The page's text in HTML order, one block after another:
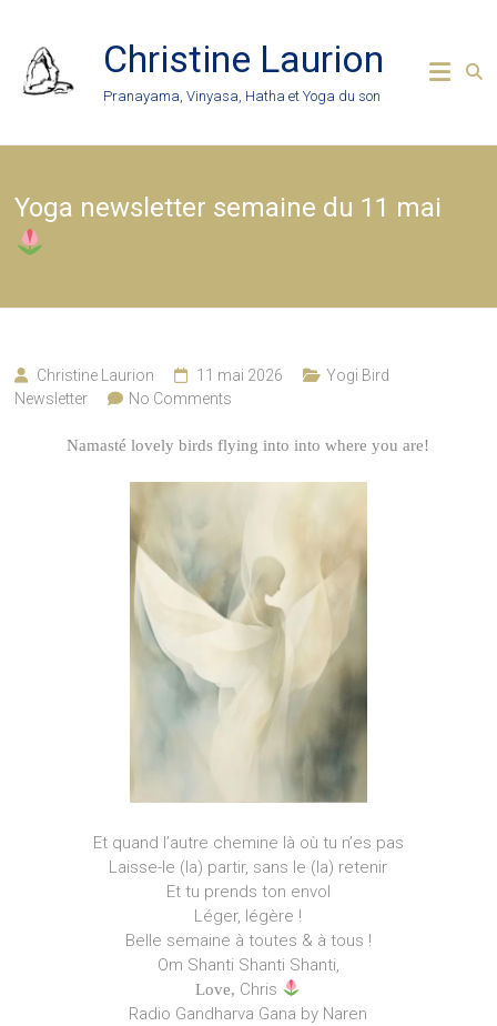
content
Christine Laurion
Pranayama, Vinyasa, Hatha et Yoga du son
Yoga newsletter semaine du 11 mai
Christine Laurion 11 mai 2026
Yogi Bird
Newsletter
No Comments
Namasté lovely birds flying into into where you are!
Et quand l’autre chemine là où tu n’es pas
Laisse-le (la) partir, sans le (la) retenir
Et tu prends ton envol
Léger, légère !
Belle semaine à toutes & à tous !
Om Shanti Shanti Shanti,
Love, Chris
Radio Gandharva Gana by Naren